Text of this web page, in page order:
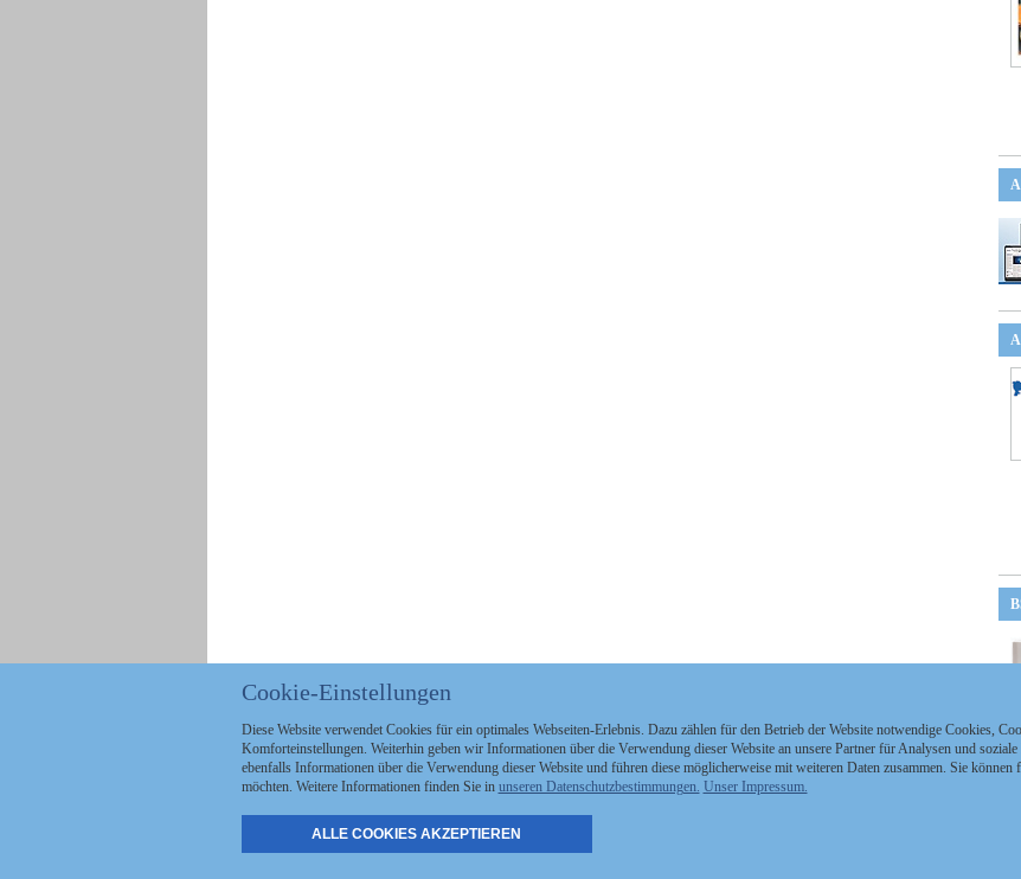
Politik
Stellenmarkt
Anzeigen Staatszeitung
Cookie-Einstellungen
Diese Website verwendet Cookies für ein optimales Webseiten-Erlebnis. Dazu zählen für den Betrieb der Website notwendige Cookies,
Komforteinstellungen. Weiterhin geben wir Informationen über die Verwendung dieser Website an unsere Partner für Analysen und
ebenfalls Informationen über die Verwendung dieser Website und führen diese möglicherweise mit weiteren Daten zusammen. Sie
möchten. Weitere Informationen finden Sie in unseren Datenschutzbestimmungen. Unser Impressum.
ALLE COOKIES AKZEPTIEREN